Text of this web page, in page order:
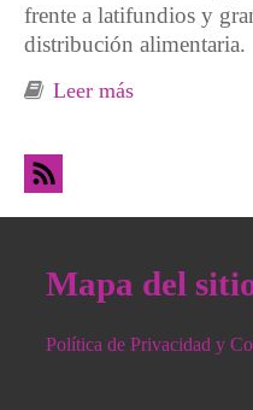
frente a latifundios y
distribución alimentaria.
Leer más
Mapa del
Política de Privacidad y